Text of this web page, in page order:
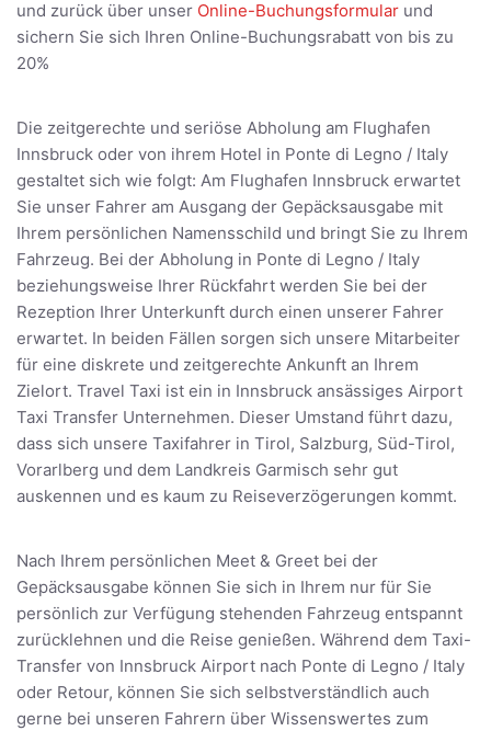
und zurück über unser Online-Buchungsformular und
sichern Sie sich Ihren Online-Buchungsrabatt von bis zu
20%
Die zeitgerechte und seriöse Abholung am Flughafen
Innsbruck oder von ihrem Hotel in Ponte di Legno / Italy
gestaltet sich wie folgt: Am Flughafen Innsbruck erwartet
Sie unser Fahrer am Ausgang der Gepäcksausgabe mit
Ihrem persönlichen Namensschild und bringt Sie zu Ihrem
Fahrzeug. Bei der Abholung in Ponte di Legno / Italy
beziehungsweise Ihrer Rückfahrt werden Sie bei der
Rezeption Ihrer Unterkunft durch einen unserer Fahrer
erwartet. In beiden Fällen sorgen sich unsere Mitarbeiter
für eine diskrete und zeitgerechte Ankunft an Ihrem
Zielort. Travel Taxi ist ein in Innsbruck ansässiges Airport
Taxi Transfer Unternehmen. Dieser Umstand führt dazu,
dass sich unsere Taxifahrer in Tirol, Salzburg, Süd-Tirol,
Vorarlberg und dem Landkreis Garmisch sehr gut
auskennen und es kaum zu Reiseverzögerungen kommt.
Nach Ihrem persönlichen Meet & Greet bei der
Gepäcksausgabe können Sie sich in Ihrem nur für Sie
persönlich zur Verfügung stehenden Fahrzeug entspannt
zurücklehnen und die Reise genießen. Während dem Taxi-
Transfer von Innsbruck Airport nach Ponte di Legno / Italy
oder Retour, können Sie sich selbstverständlich auch
gerne bei unseren Fahrern über Wissenswertes zum